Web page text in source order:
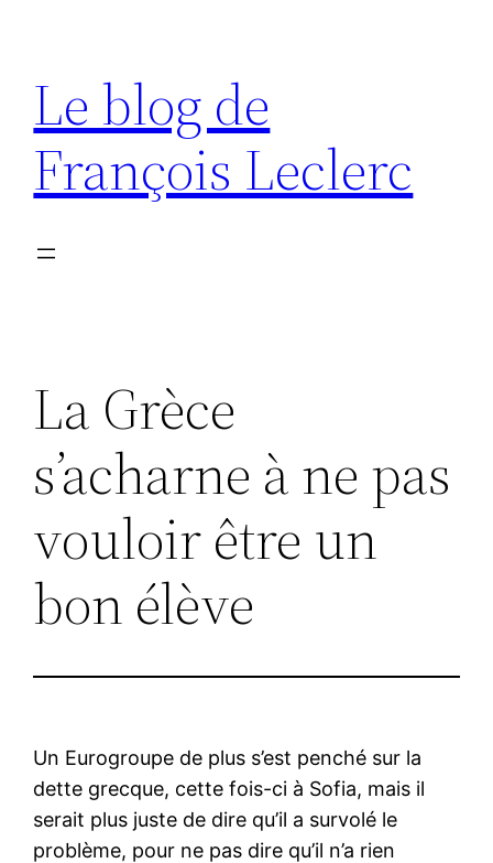
contenu
Le blog de
François Leclerc
La Grèce
s’acharne à ne pas
vouloir être un
bon élève
Un Eurogroupe de plus s’est penché sur la
dette grecque, cette fois-ci à Sofia, mais il
serait plus juste de dire qu’il a survolé le
problème, pour ne pas dire qu’il n’a rien